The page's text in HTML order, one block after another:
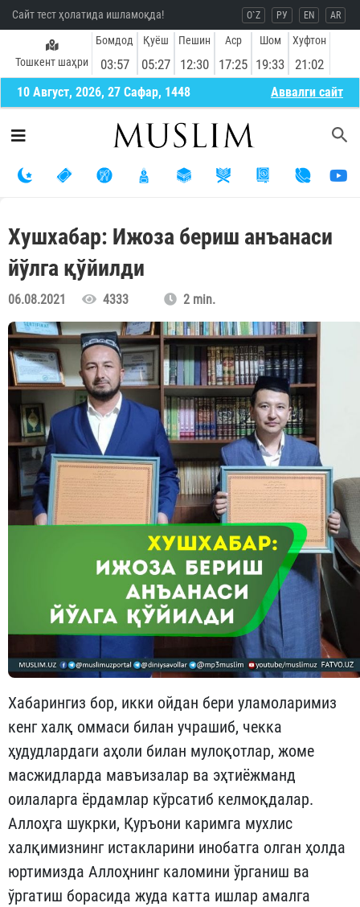
Сайт тест ҳолатида ишламоқда! O`Z РУ EN AR
Тошкент шаҳри
Бомдод
03:57
Қуёш
05:27
Пешин
12:30
Аср
17:25
Шом
19:33
Хуфтон
21:02
10 Август, 2026, 27 Сафар, 1448 Aввалги сайт
Хушхабар: Ижоза бериш анъанаси
йўлга қўйилди
06.08.2021 4333 2 min.
Хабарингиз бор, икки ойдан бери уламоларимиз
кенг халқ оммаси билан учрашиб, чекка
ҳудудлардаги аҳоли билан мулоқотлар, жоме
масжидларда мавъизалар ва эҳтиёжманд
оилаларга ёрдамлар кўрсатиб келмоқдалар.
Аллоҳга шукрки, Қуръони каримга мухлис
халқимизнинг истакларини инобатга олган ҳолда
юртимизда Аллоҳнинг каломини ўрганиш ва
ўргатиш борасида жуда катта ишлар амалга